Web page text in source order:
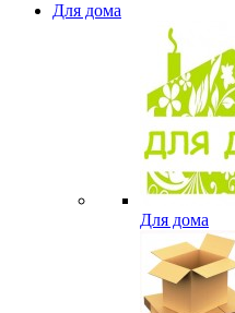
Для дома
Для дома